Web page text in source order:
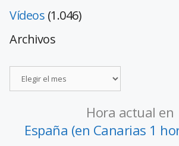
Vídeos (1.046)
Archivos
Hora actual en
España (en Canarias 1